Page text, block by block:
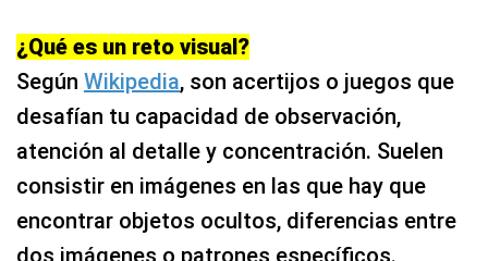
¿Qué es un reto visual?
Según Wikipedia, son acertijos o juegos que
desafían tu capacidad de observación,
atención al detalle y concentración. Suelen
consistir en imágenes en las que hay que
encontrar objetos ocultos, diferencias entre
dos imágenes o patrones específicos.